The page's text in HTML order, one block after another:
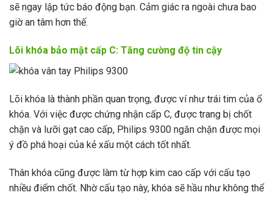
sẽ ngay lập tức báo động bạn. Cảm giác ra ngoài chưa bao
giờ an tâm hơn thế.
Lõi khóa bảo mật cấp C: Tăng cường độ tin cậy
Lõi khóa là thành phần quan trọng, được ví như trái tim của ổ
khóa. Với việc được chứng nhận cấp C, được trang bị chốt
chặn và lưỡi gạt cao cấp, Philips 9300 ngăn chặn được mọi
ý đồ phá hoại của kẻ xấu một cách tốt nhất.
Thân khóa cũng được làm từ hợp kim cao cấp với cấu tạo
nhiều điểm chốt. Nhờ cấu tạo này, khóa sẽ hầu như không thể